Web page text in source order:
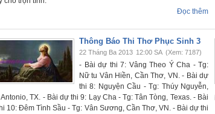
Đọc thêm
Thông Báo Thi Thơ Phục Sinh 3
22 Tháng Ba 2013 12:00 SA (Xem: 7187)
- Bài dự thi 7: Vâng Theo Ý Cha - Tg:
Nữ tu Vân Hiền, Cần Thơ, VN. - Bài dự
thi 8: Nguyện Cầu - Tg: Thúy Nguyễn,
TX. - Bài dự thi 9: Lạy Cha - Tg: Tân Tòng, Texas. - Bài
10: Đêm Tình Sầu - Tg: Vân Sương, Cần Thơ, VN. - Bài dự thi